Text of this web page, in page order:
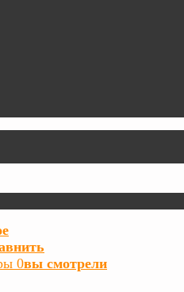
0вы смотрели